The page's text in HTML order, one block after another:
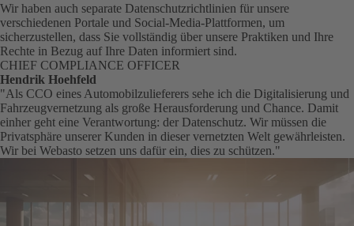
Wir haben auch separate Datenschutzrichtlinien für unsere
verschiedenen Portale und Social-Media-Plattformen, um
sicherzustellen, dass Sie vollständig über unsere Praktiken und Ihre
Rechte in Bezug auf Ihre Daten informiert sind.
CHIEF COMPLIANCE OFFICER
Hendrik Hoehfeld
"Als CCO eines Automobilzulieferers sehe ich die Digitalisierung und
Fahrzeugvernetzung als große Herausforderung und Chance. Damit
einher geht eine Verantwortung: der Datenschutz. Wir müssen die
Privatsphäre unserer Kunden in dieser vernetzten Welt gewährleisten.
Wir bei Webasto setzen uns dafür ein, dies zu schützen."